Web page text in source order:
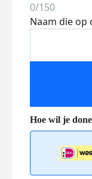
0/150
Naam die op